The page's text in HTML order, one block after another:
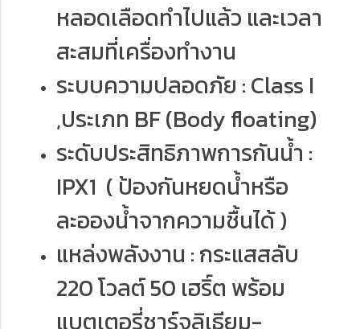
หลอดเลือดทำไปแล้ว และเวลา
สะสมที่เครื่องทำงาน
ระบบความปลอดภัย : Class I
,ประเภท BF (Body floating)
ระดับประสิทธิภาพการกันน้ำ :
IPX1 ( ป้องกันหยดน้ำหรือ
ละอองน้ำจากความชื้นได้ )
แหล่งพลังงาน : กระแสสลับ
220 โวลต์ 50 เฮริ์ต พร้อม
แบตเตอรี่ชาร์จลิเธียม-